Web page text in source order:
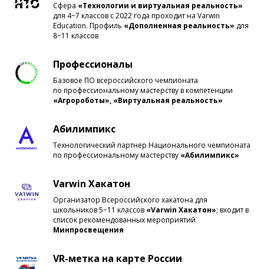
Сфера «Технологии и виртуальная реальность»
для 4−7 классов с 2022 года проходит на Varwin
Education. Профиль «Дополненная реальность» для
8−11 классов
Профессионалы
Базовое ПО всероссийского чемпионата
по профессиональному мастерству в компетенции
«Агророботы», «Виртуальная реальность»
Абилимпикс
Технологический партнер Национального чемпионата
по профессиональному мастерству «Абилимпикс»
Varwin Хакатон
Организатор Всероссийского хакатона для
школьников 5−11 классов «Varwin Хакатон»; входит в
список рекомендованных мероприятий
Минпросвещения
VR-метка на карте России